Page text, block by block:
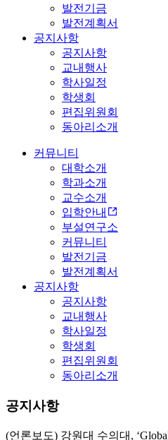
발전기금
발전계획서
공지사항
공지사항
교내행사
학사일정
학생회
편집위원회
동아리소개
커뮤니티
대학소개
학과소개
교수소개
입학안내
부설연구소
커뮤니티
발전기금
발전계획서
공지사항
공지사항
교내행사
학사일정
학생회
편집위원회
동아리소개
공지사항
(언론보도) 강원대 수의대,